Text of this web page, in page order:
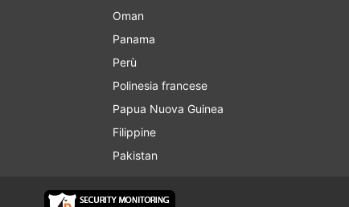
Oman
Panama
Perù
Polinesia francese
Papua Nuova Guinea
Filippine
Pakistan